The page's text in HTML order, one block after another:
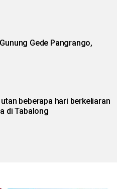
beberapa hari berkeliaran
di Tabalong